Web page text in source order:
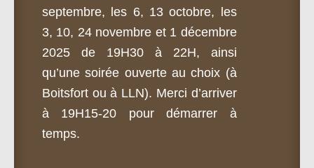
septembre, les 6, 13 octobre, les
3, 10, 24 novembre et 1 décembre
2025 de 19H30 à 22H, ainsi
qu’une soirée ouverte au choix (à
Boitsfort ou à LLN). Merci d’arriver
à 19H15-20 pour démarrer à
temps.